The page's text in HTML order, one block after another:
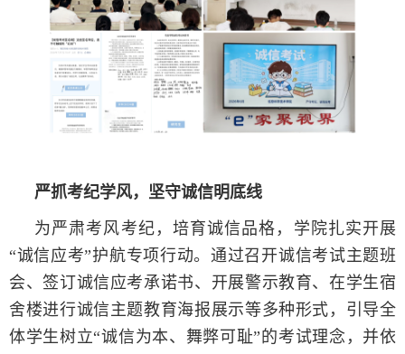
严抓考纪学风，坚守诚信明底线
为严肃考风考纪，培育诚信品格，学院扎实开展
“诚信应考”护航专项行动。通过召开诚信考试主题班
会、签订诚信应考承诺书、开展警示教育、在学生宿
舍楼进行诚信主题教育海报展示等多种形式，引导全
体学生树立“诚信为本、舞弊可耻”的考试理念，并依